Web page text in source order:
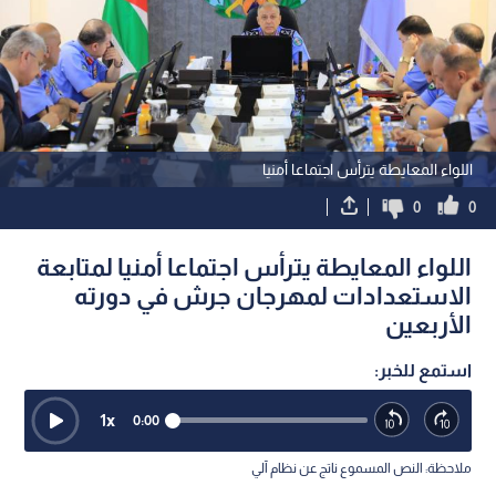
اللواء المعايطة يترأس اجتماعا أمنيا
0
0
اللواء المعايطة يترأس اجتماعا أمنيا لمتابعة
الاستعدادات لمهرجان جرش في دورته
الأربعين
استمع للخبر:
0:00
1x
ملاحظة: النص المسموع ناتج عن نظام آلي